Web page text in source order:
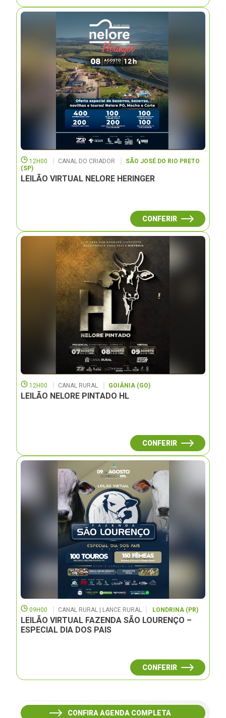
12H00 CANAL DO CRIADOR
SÃO JOSÉ DO RIO PRETO
(SP)
LEILÃO VIRTUAL NELORE HERINGER
CONFERIR
12H00 CANAL RURAL GOIÂNIA (GO)
LEILÃO NELORE PINTADO HL
CONFERIR
09H00 CANAL RURAL | LANCE RURAL LONDRINA (PR)
LEILÃO VIRTUAL FAZENDA SÃO LOURENÇO –
ESPECIAL DIA DOS PAIS
CONFERIR
CONFIRA AGENDA COMPLETA